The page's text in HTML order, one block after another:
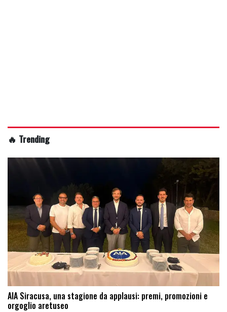
🔥 Trending
AIA Siracusa, una stagione da applausi: premi, promozioni e
orgoglio aretuseo